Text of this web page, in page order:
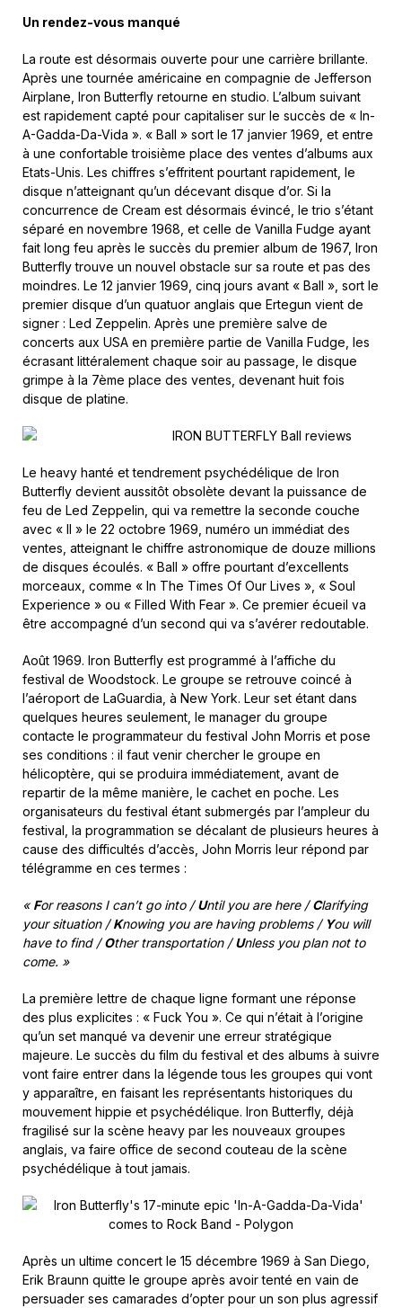
Un rendez-vous manqué
La route est désormais ouverte pour une carrière brillante.
Après une tournée américaine en compagnie de Jefferson
Airplane, Iron Butterfly retourne en studio. L’album suivant
est rapidement capté pour capitaliser sur le succès de « In-
A-Gadda-Da-Vida ». « Ball » sort le 17 janvier 1969, et entre
à une confortable troisième place des ventes d’albums aux
Etats-Unis. Les chiffres s’effritent pourtant rapidement, le
disque n’atteignant qu’un décevant disque d’or. Si la
concurrence de Cream est désormais évincé, le trio s’étant
séparé en novembre 1968, et celle de Vanilla Fudge ayant
fait long feu après le succès du premier album de 1967, Iron
Butterfly trouve un nouvel obstacle sur sa route et pas des
moindres. Le 12 janvier 1969, cinq jours avant « Ball », sort le
premier disque d’un quatuor anglais que Ertegun vient de
signer : Led Zeppelin. Après une première salve de
concerts aux USA en première partie de Vanilla Fudge, les
écrasant littéralement chaque soir au passage, le disque
grimpe à la 7ème place des ventes, devenant huit fois
disque de platine.
Le heavy hanté et tendrement psychédélique de Iron
Butterfly devient aussitôt obsolète devant la puissance de
feu de Led Zeppelin, qui va remettre la seconde couche
avec « II » le 22 octobre 1969, numéro un immédiat des
ventes, atteignant le chiffre astronomique de douze millions
de disques écoulés. « Ball » offre pourtant d’excellents
morceaux, comme « In The Times Of Our Lives », « Soul
Experience » ou « Filled With Fear ». Ce premier écueil va
être accompagné d’un second qui va s’avérer redoutable.
Août 1969. Iron Butterfly est programmé à l’affiche du
festival de Woodstock. Le groupe se retrouve coincé à
l’aéroport de LaGuardia, à New York. Leur set étant dans
quelques heures seulement, le manager du groupe
contacte le programmateur du festival John Morris et pose
ses conditions : il faut venir chercher le groupe en
hélicoptère, qui se produira immédiatement, avant de
repartir de la même manière, le cachet en poche. Les
organisateurs du festival étant submergés par l’ampleur du
festival, la programmation se décalant de plusieurs heures à
cause des difficultés d’accès, John Morris leur répond par
télégramme en ces termes :
«For reasons I can’t go into /Until you are here /Clarifying
your situation /Knowing you are having problems / You will
have to find /Other transportation /Unless you plan not to
come. »
La première lettre de chaque ligne formant une réponse
des plus explicites : « Fuck You ». Ce qui n’était à l’origine
qu’un set manqué va devenir une erreur stratégique
majeure. Le succès du film du festival et des albums à suivre
vont faire entrer dans la légende tous les groupes qui vont
y apparaître, en faisant les représentants historiques du
mouvement hippie et psychédélique. Iron Butterfly, déjà
fragilisé sur la scène heavy par les nouveaux groupes
anglais, va faire office de second couteau de la scène
psychédélique à tout jamais.
Après un ultime concert le 15 décembre 1969 à San Diego,
Erik Braunn quitte le groupe après avoir tenté en vain de
persuader ses camarades d’opter pour un son plus agressif